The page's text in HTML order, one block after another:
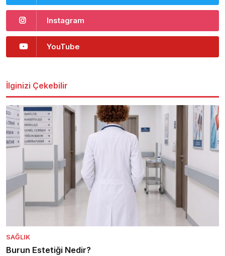
Instagram
YouTube
İlginizi Çekebilir
SAĞLIK
Burun Estetiği Nedir?